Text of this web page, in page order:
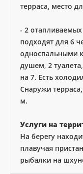
терраса, место
- 2
подходят для 6
односпальными
душем, 2
на 7. Есть
Снаружи
м.
Услуги на
На берегу
плавучая
рыбалки на